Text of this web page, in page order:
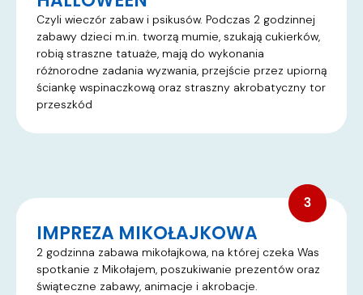
Czyli wieczór zabaw i psikusów. Podczas 2 godzinnej
zabawy dzieci m.in. tworzą mumie, szukają cukierków,
robią straszne tatuaże, mają do wykonania
różnorodne zadania wyzwania, przejście przez upiorną
ściankę wspinaczkową oraz straszny akrobatyczny tor
przeszkód​
IMPREZA MIKOŁAJKOWA
2 godzinna zabawa mikołajkowa, na której czeka Was
spotkanie z Mikołajem, poszukiwanie prezentów oraz
świąteczne zabawy, animacje i akrobacje. ​